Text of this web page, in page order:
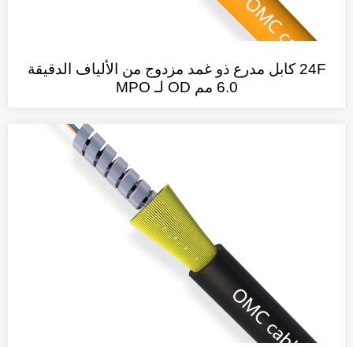
24F كابل مدرع ذو غمد مزدوج من الألياف الدقيقة
6.0 مم OD لـ MPO